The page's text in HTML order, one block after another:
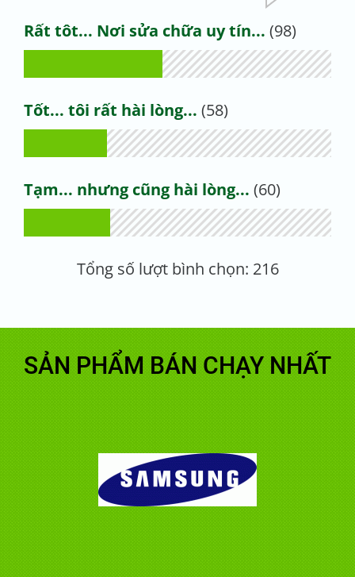
Rất tôt... Nơi sửa chữa uy tín... (98)
Tốt... tôi rất hài lòng... (58)
Tạm... nhưng cũng hài lòng... (60)
Tổng số lượt bình chọn: 216
SẢN PHẨM BÁN CHẠY NHẤT